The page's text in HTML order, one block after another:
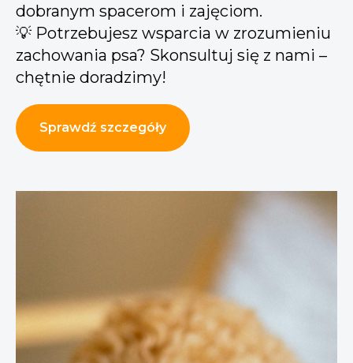
dobranym spacerom i zajęciom.
💡 Potrzebujesz wsparcia w zrozumieniu
zachowania psa? Skonsultuj się z nami –
chętnie doradzimy!
Sprawdź szczegóły